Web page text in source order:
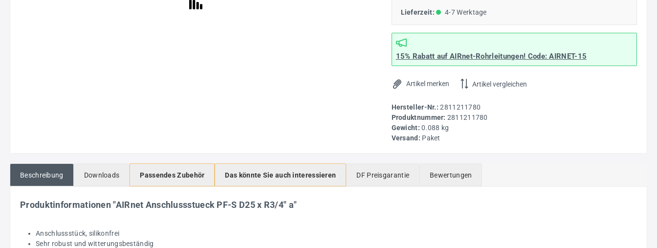
Lieferzeit: 4-7 Werktage
15% Rabatt auf AIRnet-Rohrleitungen! Code:AIRNET-15
Artikel merken Artikel vergleichen
Hersteller-Nr.:2811211780
Produktnummer: 2811211780
Gewicht:0.088 kg
Versand: Paket
Beschreibung Downloads Passendes Zubehör Das könnte Sie auch interessieren DF Preisgarantie Bewertungen
Produktinformationen "AIRnet Anschlussstueck PF-S D25 x R3/4" a"
Anschlussstück, silikonfrei
Sehr robust und witterungsbeständig